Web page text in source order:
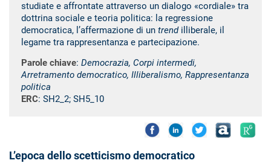
studiate e affrontate attraverso un dialogo «cordiale» tra
dottrina sociale e teoria politica: la regressione
democratica, l’affermazione di un trendilliberale, il
legame tra rappresentanza e partecipazione.
Parole chiave: Democrazia, Corpi intermedi,
Arretramento democratico, Illiberalismo, Rappresentanza
politica
ERC: SH2_2; SH5_10
L’epoca dello scetticismo democratico